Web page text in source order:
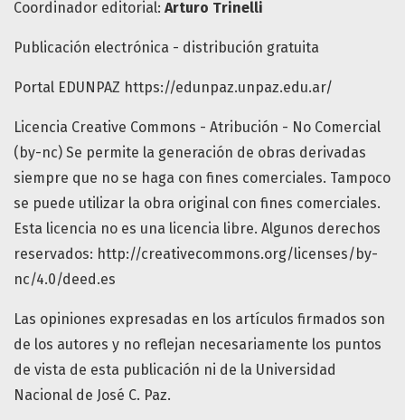
Coordinador editorial: Arturo Trinelli
Publicación electrónica - distribución gratuita
Portal EDUNPAZ https://edunpaz.unpaz.edu.ar/
Licencia Creative Commons - Atribución - No Comercial
(by-nc) Se permite la generación de obras derivadas
siempre que no se haga con fines comerciales. Tampoco
se puede utilizar la obra original con fines comerciales.
Esta licencia no es una licencia libre. Algunos derechos
reservados: http://creativecommons.org/licenses/by-
nc/4.0/deed.es
Las opiniones expresadas en los artículos firmados son
de los autores y no reflejan necesariamente los puntos
de vista de esta publicación ni de la Universidad
Nacional de José C. Paz.